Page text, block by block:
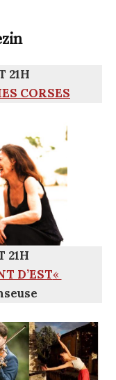
21H
CORSES
21H
D’EST«